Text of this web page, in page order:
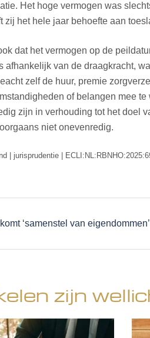
Het hoge vermogen was
zij het hele jaar behoefte aan
dat het vermogen op de
afhankelijk van de draagkracht,
zelf de huur, premie
of belangen mee
zijn in verhouding tot het doel
niet onevenredig.
| jurisprudentie |
‘samenstel van
zijn